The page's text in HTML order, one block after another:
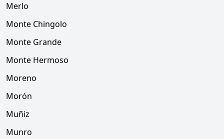
Merlo
Monte Chingolo
Monte Grande
Monte Hermoso
Moreno
Morón
Muñiz
Munro